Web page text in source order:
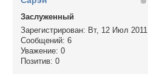
Заслуженный
Зарегистрирован: Вт, 12 Июл 2011
Сообщений: 6
Уважение: 0
Позитив: 0